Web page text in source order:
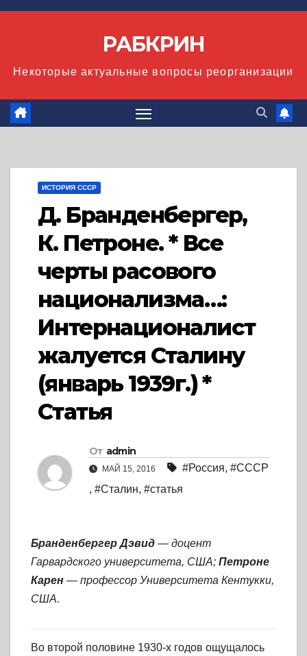
Перейти
РАБКРИН
Некоторые актуальные вопросы реорганизации
ИСТОРИЯ СССР
Д. Бранденбергер,
К. Петроне. * Все
черты расового
национализма…:
Интернационалист
жалуется Сталину
(январь 1939г.) *
Статья
От admin
МАЙ 15, 2016 #Россия, #СССР
, #Сталин, #статья
Бранденбергер Дэвид — доцент
Гарвардского университета, США; Петроне
Карен — профессор Университета Кентукки,
США.
Во второй половине 1930-х годов ощущалось